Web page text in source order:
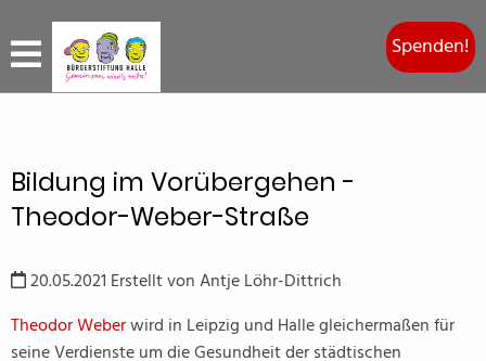
Spenden!
Bildung im Vorübergehen -
Theodor-Weber-Straße
20.05.2021 Erstellt vonAntje Löhr-Dittrich
Theodor Weberwird in Leipzig und Halle gleichermaßen für
seine Verdienste um die Gesundheit der städtischen